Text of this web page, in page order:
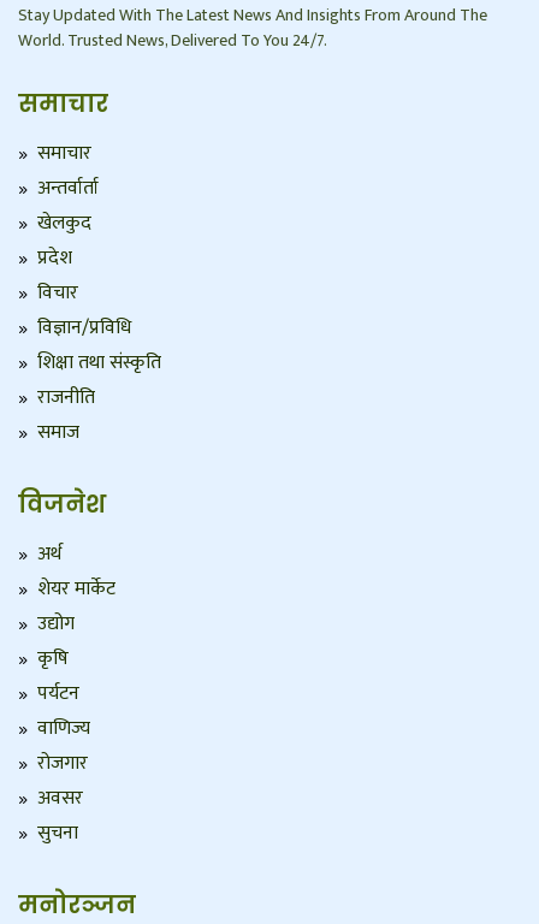
Stay Updated With The Latest News And Insights From Around The
World. Trusted News, Delivered To You 24/7.
समाचार
समाचार
अन्तर्वार्ता
खेलकुद
प्रदेश
विचार
विज्ञान/प्रविधि
शिक्षा तथा संस्कृति
राजनीति
समाज
विजनेश
अर्थ
शेयर मार्केट
उद्योग
कृषि
पर्यटन
वाणिज्य
रोजगार
अवसर
सुचना
मनोरञ्जन